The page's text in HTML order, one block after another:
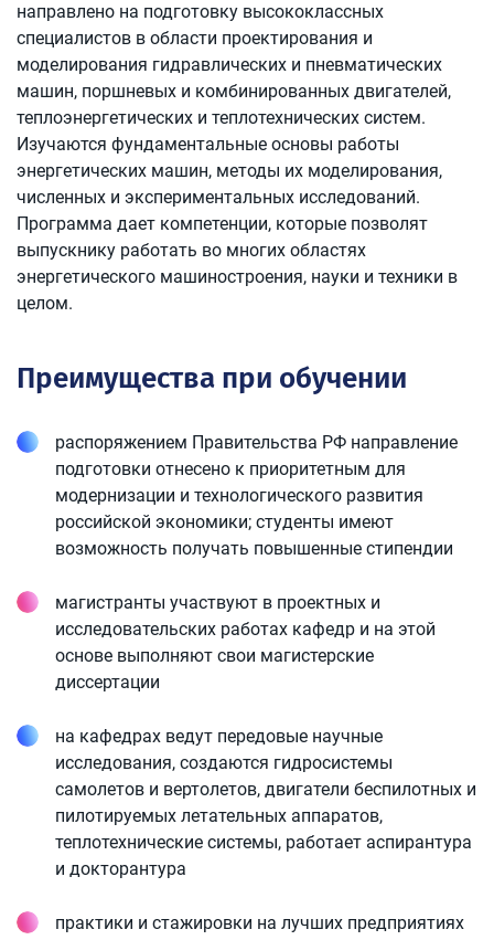
направлено на подготовку высококлассных
специалистов в области проектирования и
моделирования гидравлических и пневматических
машин, поршневых и комбинированных двигателей,
теплоэнергетических и теплотехнических систем.
Изучаются фундаментальные основы работы
энергетических машин, методы их моделирования,
численных и экспериментальных исследований.
Программа дает компетенции, которые позволят
выпускнику работать во многих областях
энергетического машиностроения, науки и техники в
целом.
Преимущества при обучении
распоряжением Правительства РФ направление
подготовки отнесено к приоритетным для
модернизации и технологического развития
российской экономики; студенты имеют
возможность получать повышенные стипендии
магистранты участвуют в проектных и
исследовательских работах кафедр и на этой
основе выполняют свои магистерские
диссертации
на кафедрах ведут передовые научные
исследования, создаются гидросистемы
самолетов и вертолетов, двигатели беспилотных и
пилотируемых летательных аппаратов,
теплотехнические системы, работает аспирантура
и докторантура
практики и стажировки на лучших предприятиях